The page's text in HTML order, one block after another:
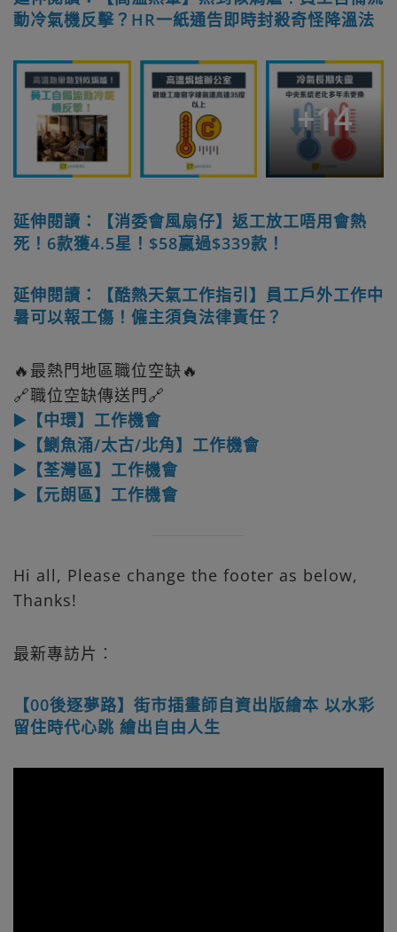
動冷氣機反擊？HR一紙通告即時封殺奇怪降溫法
+14
延伸閱讀：【消委會風扇仔】返工放工唔用會熱
死！6款獲4.5星！$58贏過$339款！
延伸閱讀：【酷熱天氣工作指引】員工戶外工作中
暑可以報工傷！僱主須負法律責任？
🔥最熱門地區職位空缺🔥
🔗職位空缺傳送門🔗
▶️【中環】工作機會
▶️【鰂魚涌/太古/北角】工作機會
▶️【荃灣區】工作機會
▶️【元朗區】工作機會
Hi all, Please change the footer as below,
Thanks!
最新專訪片︰
【00後逐夢路】街市插畫師自資出版繪本 以水彩
留住時代心跳 繪出自由人生